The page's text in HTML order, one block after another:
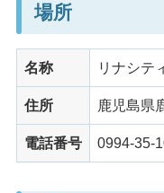
場所
名称 リナシテ
住所 鹿児島県
電話番号 0994-35-